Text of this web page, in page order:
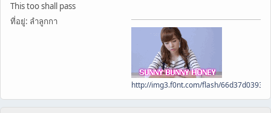
This too shall pass
ที่อยู่: ลำลูกกา
http://img3.f0nt.com/flash/